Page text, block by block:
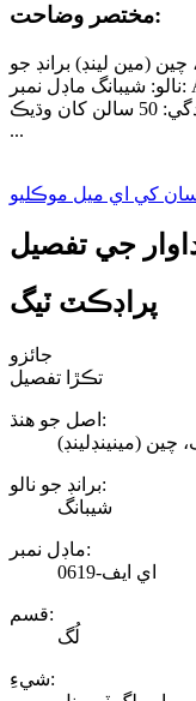
مختصر وضاحت:
(مين لينڊ) برانڊ جو
نالو: شيبانگ ماڊل نمبر: AF-0619 قسم: لگ شيءِ: پاور لگ ٽرمينل
فنڪشن: ڳنڍڻ ۽ درست ڪرڻ سروس زندگي: 50 سالن کان وڌيڪ
...
کي اي ميل موڪليو
جي تفصيل
پراڊڪٽ ٽيگ
جائزو
تڪڙا تفصيل
اصل جو هنڌ:
چين (مينينڊلينڊ)
برانڊ جو نالو:
شيبانگ
ماڊل نمبر:
اي ايف-0619
قسم:
لُگ
شيءِ: